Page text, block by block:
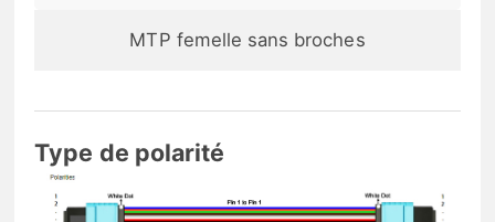
MTP femelle sans broches
Type de polarité